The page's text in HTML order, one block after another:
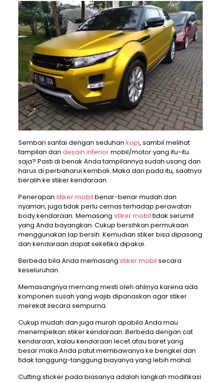
Sembari santai dengan seduhan kopi, sambil melihat
tampilan dan desain interiormobil/motor yang itu-itu
saja? Pasti di benak Anda tampilannya sudah usang dan
harus di perbaharui kembali. Maka dari pada itu, saatnya
beralih ke stiker kendaraan.
Penerapan stiker mobil benar-benar mudah dan
nyaman, juga tidak perlu cemas terhadap perawatan
body kendaraan. Memasang stiker mobiltidak serumit
yang Anda bayangkan. Cukup bersihkan permukaan
menggunakan lap bersih. Kemudian stiker bisa dipasang
dan kendaraan dapat seketika dipakai.
Berbeda bila Anda memasang stiker mobil secara
keseluruhan.
Memasangnya memang mesti oleh ahlinya karena ada
komponen susah yang wajib dipanaskan agar stiker
merekat secara sempurna.
Cukup mudah dan juga murah apabila Anda mau
menempelkan stiker kendaraan. Berbeda dengan cat
kendaraan, kalau kendaraan lecet atau baret yang
besar maka Anda patut membawanya ke bengkel dan
tidak tanggung-tanggung biayanya yang lebih mahal.
Cutting sticker pada biasanya adalah langkah modifikasi